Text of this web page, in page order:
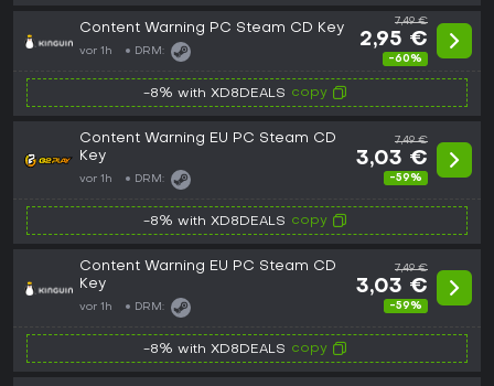
Content Warning PC Steam CD Key
vor 1h DRM:
7,49 €
2,95 €
-60%
-8% with XD8DEALS copy
Content Warning EU PC Steam CD
Key
vor 1h DRM:
7,49 €
3,03 €
-59%
-8% with XD8DEALS copy
Content Warning EU PC Steam CD
Key
vor 1h DRM:
7,49 €
3,03 €
-59%
-8% with XD8DEALS copy